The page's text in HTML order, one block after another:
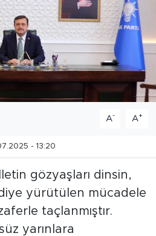
A- A+
- 13:20
gözyaşları dinsin,
yürütülen mücadele
taçlanmıştır.
yarınlara